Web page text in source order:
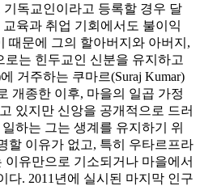
기독교인이라고 등록할 경우 달
육과 취업 기회에서도 불이익
때문에 그의 할아버지와 아버지,
는 힌두교인 신분을 유지하고
거주하는 쿠마르(Suraj Kumar)
개종한 이후, 마을의 일곱 가정
있지만 신앙을 공개적으로 드러
하는 그는 생계를 유지하기 위
할 이유가 없고, 특히 우타르프라
유만으로 기소되거나 마을에서
다. 2011년에 실시된 마지막 인구